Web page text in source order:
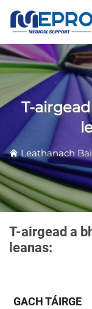
T-
Leathanach
T-airgead a
leanas:
GACH TÁIRGE